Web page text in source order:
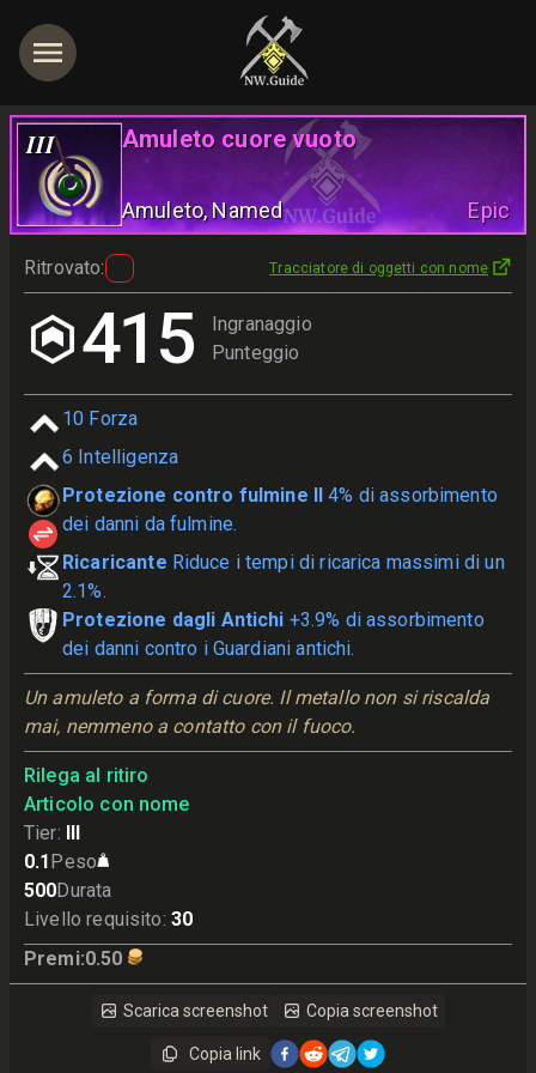
III Amuleto cuore vuoto
Amuleto, Named Epic
Ritrovato: Tracciatore di oggetti con nome
415
Ingranaggio
Punteggio
10 Forza
6 Intelligenza
Protezione contro fulmine II 4% di assorbimento
dei danni da fulmine.
Ricaricante Riduce i tempi di ricarica massimi di un
2.1%.
Protezione dagli Antichi +3.9% di assorbimento
dei danni contro i Guardiani antichi.
Un amuleto a forma di cuore. Il metallo non si riscalda
mai, nemmeno a contatto con il fuoco.
Rilega al ritiro
Articolo con nome
Tier: III
0.1Peso
500Durata
Livello requisito: 30
Premi:0.50
Scarica screenshot Copia screenshot
Copia link